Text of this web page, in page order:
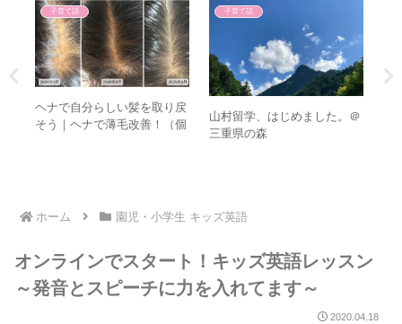
ママたちからのご感想
【ご感想】肩の力を抜いて頑
張れそう！～読み聞かせ講座
親子英語レッスン
ハロウィーンレッスンは前置
詞を使ってみるよ♡
ホーム 園児・小学生 キッズ英語
オンラインでスタート！キッズ英語レッスン
～発音とスピーチに力を入れてます～
2020.04.18